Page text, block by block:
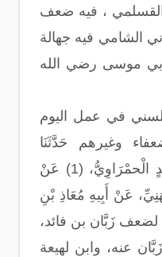
، فيه ضعف
الشامي فيه جهالة
موسى رضي الله
في عمل اليوم
وغيرهم حَدَّثَنَا
رِشْدِينُ، حَدَّثَنَا زَبَّانُ بْنُ فَائِدٍ الْحمْرَاوِيُّ، (1) عَنْ
عَنْ أَبِيهِ مُعَاذِ بْنِ
زَبَّان بن فائد،
عنه، وابن لهيعة